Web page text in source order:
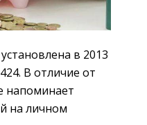
в 2013
В отличие от
напоминает
на личном